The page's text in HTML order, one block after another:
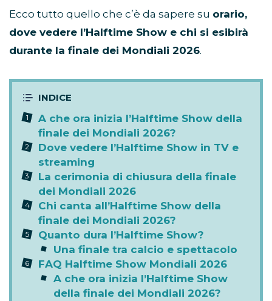
Ecco tutto quello che c’è da sapere su orario,
dove vedere l’Halftime Show e chi si esibirà
durante la finale dei Mondiali 2026.
A che ora inizia l’Halftime Show della
finale dei Mondiali 2026?
Dove vedere l’Halftime Show in TV e
streaming
La cerimonia di chiusura della finale
dei Mondiali 2026
Chi canta all’Halftime Show della
finale dei Mondiali 2026?
Quanto dura l’Halftime Show?
Una finale tra calcio e spettacolo
FAQ Halftime Show Mondiali 2026
A che ora inizia l’Halftime Show
della finale dei Mondiali 2026?